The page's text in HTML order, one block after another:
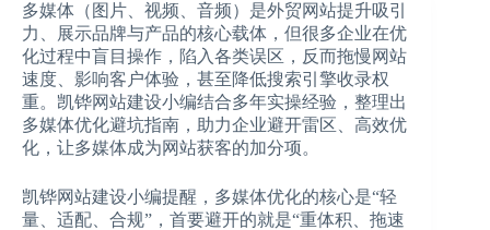
多媒体（图片、视频、音频）是外贸网站提升吸引
力、展示品牌与产品的核心载体，但很多企业在优
化过程中盲目操作，陷入各类误区，反而拖慢网站
速度、影响客户体验，甚至降低搜索引擎收录权
重。凯铧网站建设小编结合多年实操经验，整理出
多媒体优化避坑指南，助力企业避开雷区、高效优
化，让多媒体成为网站获客的加分项。
凯铧网站建设小编提醒，多媒体优化的核心是“轻
量、适配、合规”，首要避开的就是“重体积、拖速